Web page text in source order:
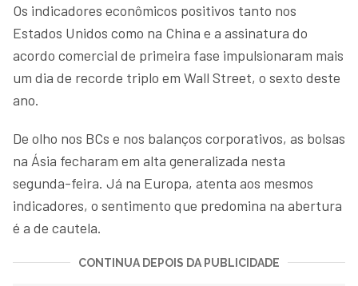
Os indicadores econômicos positivos tanto nos
Estados Unidos como na China e a assinatura do
acordo comercial de primeira fase impulsionaram mais
um dia de recorde triplo em Wall Street, o sexto deste
ano.
De olho nos BCs e nos balanços corporativos, as bolsas
na Ásia fecharam em alta generalizada nesta
segunda-feira. Já na Europa, atenta aos mesmos
indicadores, o sentimento que predomina na abertura
é a de cautela.
CONTINUA DEPOIS DA PUBLICIDADE